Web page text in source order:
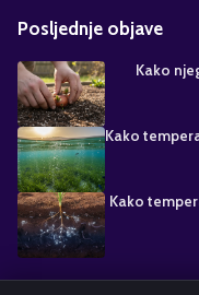
Posljednje objave
Kako
Kako
Kako